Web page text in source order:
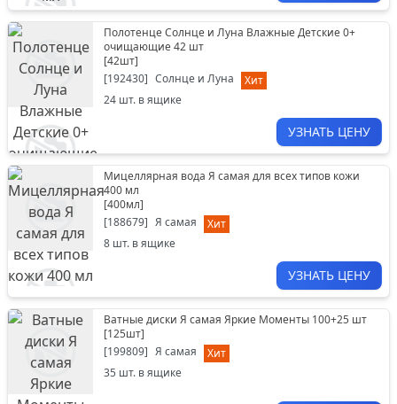
Полотенце Солнце и Луна Влажные Детские 0+
очищающие 42 шт
[42шт]
[192430] Солнце и Луна
Хит
24 шт. в ящике
УЗНАТЬ ЦЕНУ
Мицеллярная вода Я самая для всех типов кожи
400 мл
[400мл]
[188679] Я самая
Хит
8 шт. в ящике
УЗНАТЬ ЦЕНУ
Ватные диски Я самая Яркие Моменты 100+25 шт
[125шт]
[199809] Я самая
Хит
35 шт. в ящике